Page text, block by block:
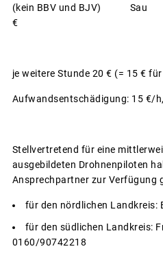
(kein BBV und BJV)
€ 195
je weitere Stunde 20 € (= 15 €
Aufwandsentschädigung: 15 €/
Stellvertretend für eine
ausgebildeten Drohnenpiloten
Ansprechpartner zur Verfügung
für den nördlichen Landkreis:
für den südlichen Landkreis:
0160/90742218